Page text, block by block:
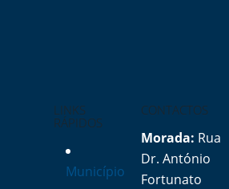
LINKS
RÁPIDOS
Município
CONTACTOS
Morada: Rua
Dr. António
Fortunato